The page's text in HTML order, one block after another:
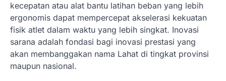
kecepatan atau alat bantu latihan beban yang lebih
ergonomis dapat mempercepat akselerasi kekuatan
fisik atlet dalam waktu yang lebih singkat. Inovasi
sarana adalah fondasi bagi inovasi prestasi yang
akan membanggakan nama Lahat di tingkat provinsi
maupun nasional.